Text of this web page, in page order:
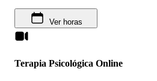
Ver horas
Terapia Psicológica Online